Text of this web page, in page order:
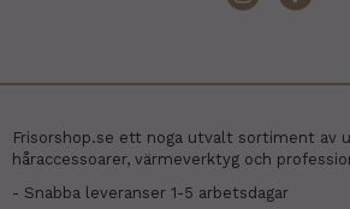
Frisorshop.se ett noga utvalt sortiment av
håraccessoarer, värmeverktyg och
- Snabba leveranser 1-5 arbetsdagar